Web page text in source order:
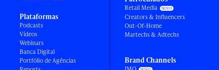
Plataformas
Podcasts
Vídeos
Webinars
Banca Digital
Portfólio de Agências
Retail Media
Creators & Influencers
Out-Of-Home
Martechs & Adtechs
Brand Channels